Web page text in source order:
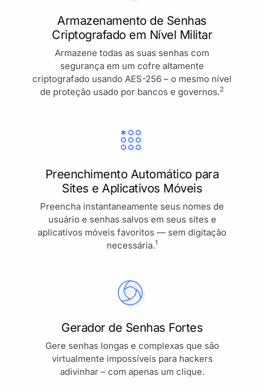
Armazenamento de Senhas
Criptografado em Nível Militar
Armazene todas as suas senhas com
segurança em um cofre altamente
criptografado usando AES-256 – o mesmo nível
de proteção usado por bancos e governos.2
Preenchimento Automático para
Sites e Aplicativos Móveis
Preencha instantaneamente seus nomes de
usuário e senhas salvos em seus sites e
aplicativos móveis favoritos — sem digitação
necessária.1
Gerador de Senhas Fortes
Gere senhas longas e complexas que são
virtualmente impossíveis para hackers
adivinhar – com apenas um clique.